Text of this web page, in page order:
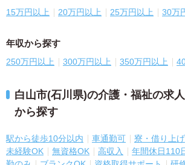
15万円以上 20万円以上 25万円以上 30万
年収から探す
250万円以上 300万円以上 350万円以上
白山市(石川県)の介護・福祉の求
から探す
駅から徒歩10分以内 車通勤可 寮・借り上げ
未経験OK
無資格OK 高収入 年間休日110